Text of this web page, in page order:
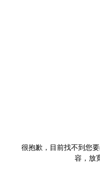
很抱歉，目前找不到您
容，放